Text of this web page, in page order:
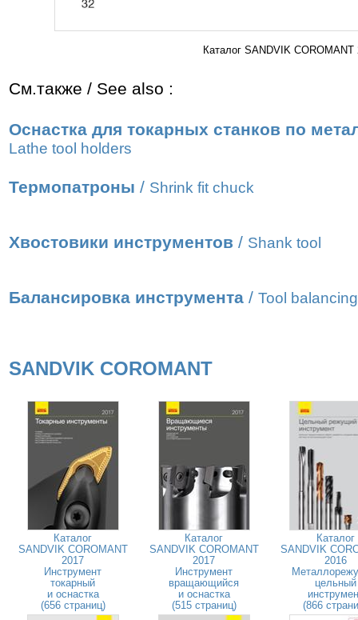
Каталог SANDVIK
См.также / See also :
Оснастка для токарных станков по
Lathe tool holders
Термопатроны / Shrink fit chuck
Хвостовики инструментов / Shank tool
Балансировка инструмента / Tool balancing
SANDVIK COROMANT
Каталог
SANDVIK COROMANT
2017
Инструмент
токарный
и оснастка
(656 страниц)
Каталог
SANDVIK COROMANT
2017
Инструмент
вращающийся
и оснастка
(515 страниц)
Каталог
SANDVIK
2016
цельный
(866